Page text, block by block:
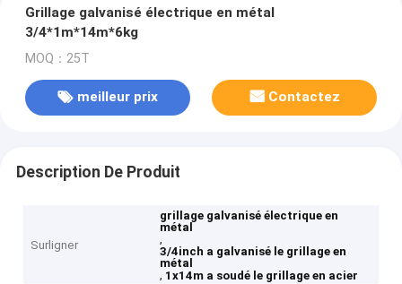
Grillage galvanisé électrique en métal
3/4*1m*14m*6kg
MOQ：25T
meilleur prix Contactez
Description De Produit
Surligner
grillage galvanisé électrique en
métal
,
3/4inch a galvanisé le grillage en
métal
, 1x14m a soudé le grillage en acier